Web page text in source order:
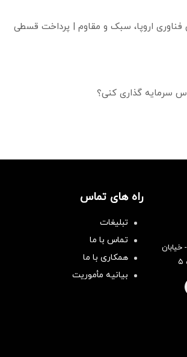
اروپا، سبک و مقاوم | پرداخت قسطی
سرمایه گذاری کنی؟
خیابان
راه های تماس
تبلیغات
تماس با ما
همکاری با ما
بیانیه مأموریت